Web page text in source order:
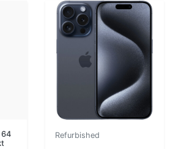
64
Refurbished